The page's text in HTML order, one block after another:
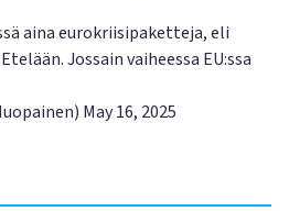
aina eurokriisipaketteja, eli
Jossain vaiheessa EU:ssa
May 16, 2025